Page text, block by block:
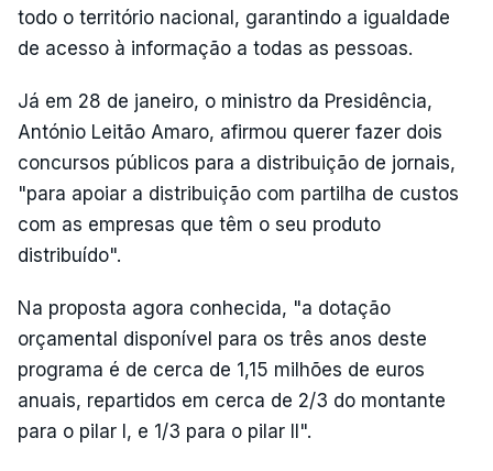
todo o território nacional, garantindo a igualdade
de acesso à informação a todas as pessoas.
Já em 28 de janeiro, o ministro da Presidência,
António Leitão Amaro, afirmou querer fazer dois
concursos públicos para a distribuição de jornais,
"para apoiar a distribuição com partilha de custos
com as empresas que têm o seu produto
distribuído".
Na proposta agora conhecida, "a dotação
orçamental disponível para os três anos deste
programa é de cerca de 1,15 milhões de euros
anuais, repartidos em cerca de 2/3 do montante
para o pilar I, e 1/3 para o pilar II".